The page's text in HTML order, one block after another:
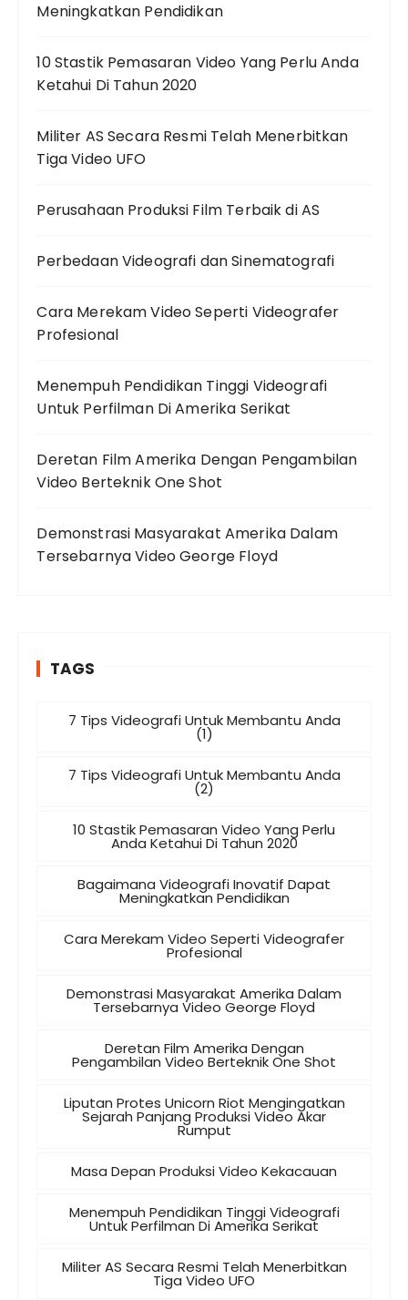
Meningkatkan Pendidikan
10 Stastik Pemasaran Video Yang Perlu Anda
Ketahui Di Tahun 2020
Militer AS Secara Resmi Telah Menerbitkan
Tiga Video UFO
Perusahaan Produksi Film Terbaik di AS
Perbedaan Videografi dan Sinematografi
Cara Merekam Video Seperti Videografer
Profesional
Menempuh Pendidikan Tinggi Videografi
Untuk Perfilman Di Amerika Serikat
Deretan Film Amerika Dengan Pengambilan
Video Berteknik One Shot
Demonstrasi Masyarakat Amerika Dalam
Tersebarnya Video George Floyd
TAGS
7 Tips Videografi Untuk Membantu Anda
(1)
7 Tips Videografi Untuk Membantu Anda
(2)
10 Stastik Pemasaran Video Yang Perlu
Anda Ketahui Di Tahun 2020
Bagaimana Videografi Inovatif Dapat
Meningkatkan Pendidikan
Cara Merekam Video Seperti Videografer
Profesional
Demonstrasi Masyarakat Amerika Dalam
Tersebarnya Video George Floyd
Deretan Film Amerika Dengan
Pengambilan Video Berteknik One Shot
Liputan Protes Unicorn Riot Mengingatkan
Sejarah Panjang Produksi Video Akar
Rumput
Masa Depan Produksi Video Kekacauan
Menempuh Pendidikan Tinggi Videografi
Untuk Perfilman Di Amerika Serikat
Militer AS Secara Resmi Telah Menerbitkan
Tiga Video UFO